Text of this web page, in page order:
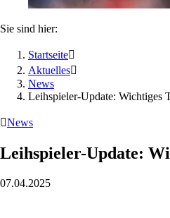
Sie sind hier:
Startseite
Aktuelles
News
Leihspieler-Update: Wichtiges
News
Leihspieler-Update:
07.04.2025